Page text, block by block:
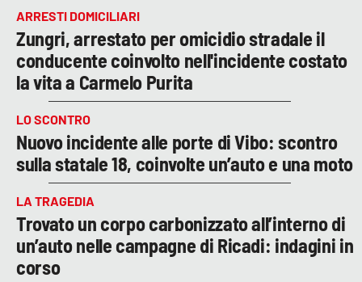
ARRESTI DOMICILIARI
Zungri, arrestato per omicidio stradale il
conducente coinvolto nell'incidente costato
la vita a Carmelo Purita
LO SCONTRO
Nuovo incidente alle porte di Vibo: scontro
sulla statale 18, coinvolte un’auto e una moto
LA TRAGEDIA
Trovato un corpo carbonizzato all’interno di
un’auto nelle campagne di Ricadi: indagini in
corso